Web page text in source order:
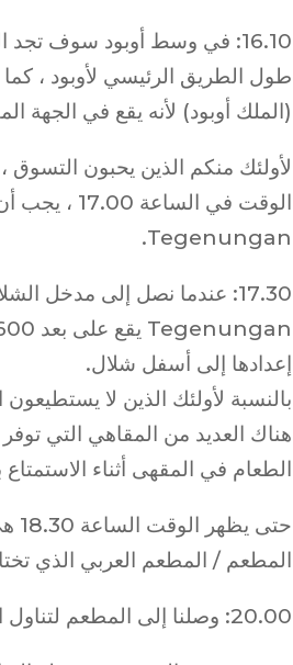
16.10: في وسط أوبود سوف
طول الطريق الرئيسي لأوبود ،
(الملك أوبود) لأنه يقع في الجهة
لأولئك منكم الذين يحبون
الوقت في
Tegenungan.
17.30: عندما نصل إلى مدخل
إعدادها إلى أسفل شلال.
بالنسبة لأولئك الذين لا
هناك العديد من المقاهي التي
الطعام في المقهى أثناء الاستمتاع
المطعم / المطعم العربي الذي
20.00: وصلنا إلى المطعم لتناول العشاء قبل العودة إلى الفندق.